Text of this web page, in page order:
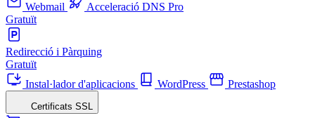
Webmail
Acceleració DNS Pro
Gratuït
Redirecció i Pàrquing
Gratuït
Instal·lador d'aplicacions
WordPress Prestashop
Certificats SSL